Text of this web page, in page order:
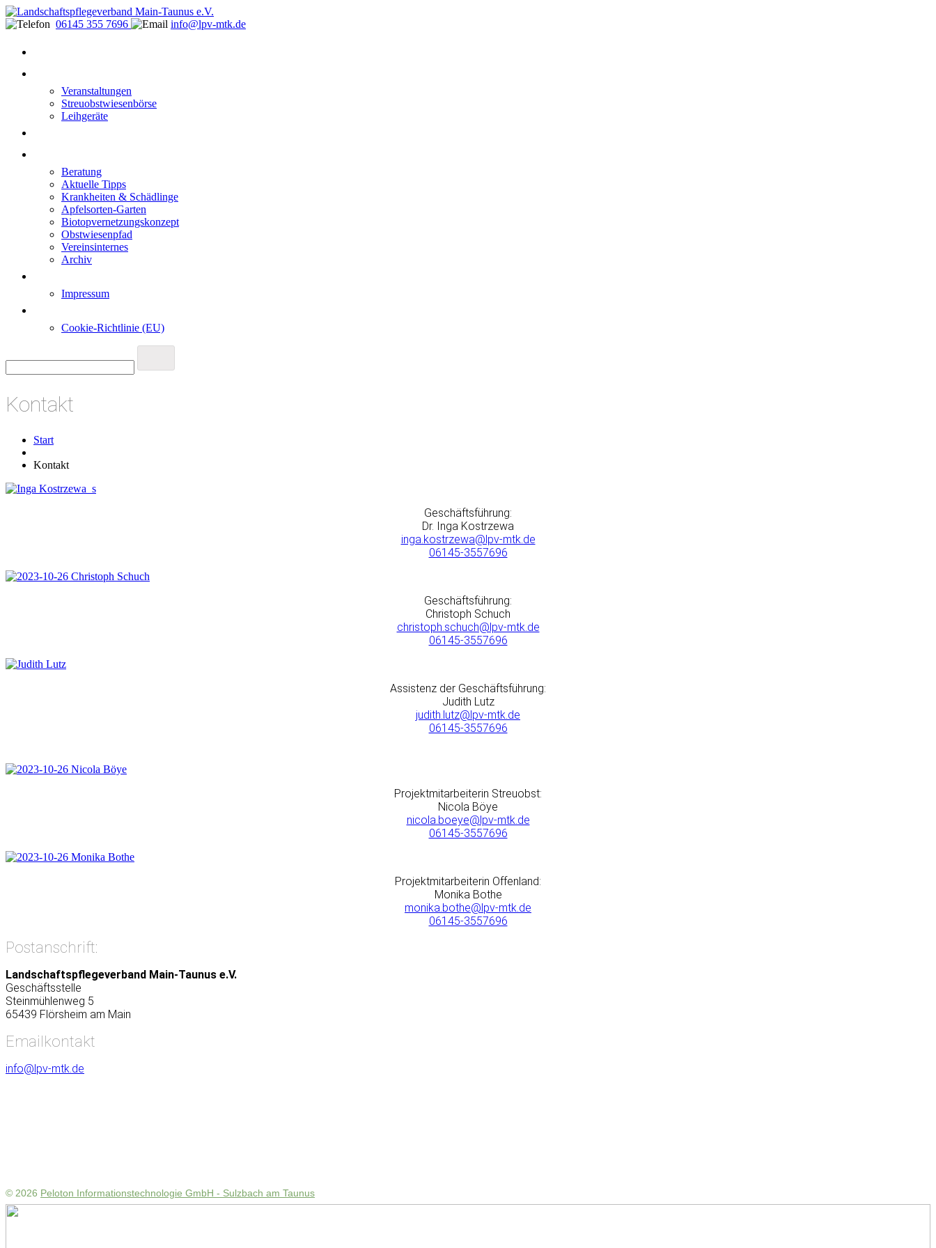
06145 355 7696 info@lpv-mtk.de
Veranstaltungen
Streuobstwiesenbörse
Leihgeräte
Beratung
Aktuelle Tipps
Krankheiten & Schädlinge
Apfelsorten-Garten
Biotopvernetzungskonzept
Obstwiesenpfad
Vereinsinternes
Archiv
Impressum
Cookie-Richtlinie (EU)
Kontakt
Start
Kontakt
Geschäftsführung:
Dr. Inga Kostrzewa
inga.kostrzewa@lpv-mtk.de
06145-3557696
Geschäftsführung:
Christoph Schuch
christoph.schuch@lpv-mtk.de
06145-3557696
Assistenz der Geschäftsführung:
Judith Lutz
judith.lutz@lpv-mtk.de
06145-3557696
Projektmitarbeiterin Streuobst:
Nicola Böye
nicola.boeye@lpv-mtk.de
06145-3557696
Projektmitarbeiterin Offenland:
Monika Bothe
monika.bothe@lpv-mtk.de
06145-3557696
Postanschrift:
Landschaftspflegeverband Main-Taunus e.V.
Geschäftsstelle
Steinmühlenweg 5
65439 Flörsheim am Main
Emailkontakt
info@lpv-mtk.de
© 2026 Peloton Informationstechnologie GmbH - Sulzbach am Taunus